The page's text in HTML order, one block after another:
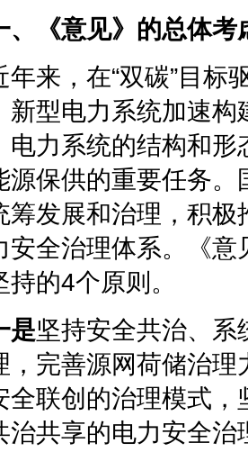
《意见》的总体考
，在“双碳”目标
新型电力系统加速
电力系统的结构和
源保供的重要任务
筹发展和治理，积
安全治理体系。《
持的4个原则。
是坚持安全共治、
，完善源网荷储治
全联创的治理模式
治共享的电力安全